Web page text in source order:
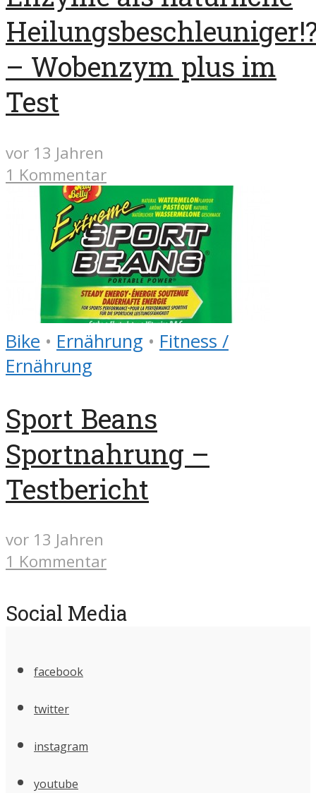
– Wobenzym plus im
Test
vor 13 Jahren
1 Kommentar
Bike • Ernährung • Fitness /
Ernährung
Sport Beans
Sportnahrung –
Testbericht
vor 13 Jahren
1 Kommentar
Social Media
facebook
twitter
instagram
youtube